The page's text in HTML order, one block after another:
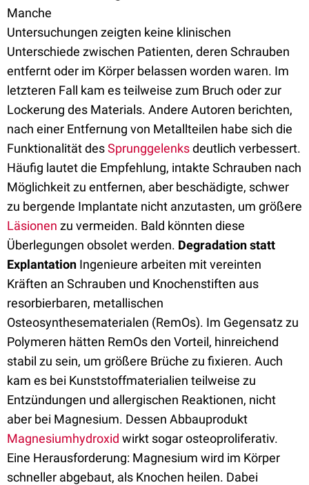
Manche
Untersuchungen zeigten keine klinischen
Unterschiede zwischen Patienten, deren Schrauben
entfernt oder im Körper belassen worden waren. Im
letzteren Fall kam es teilweise zum Bruch oder zur
Lockerung des Materials. Andere Autoren berichten,
nach einer Entfernung von Metallteilen habe sich die
Funktionalität desSprunggelenksdeutlich verbessert.
Häufig lautet die Empfehlung, intakte Schrauben nach
Möglichkeit zu entfernen, aber beschädigte, schwer
zu bergende Implantate nicht anzutasten, um größere
Läsionen zu vermeiden. Bald könnten diese
Überlegungen obsolet werden. Degradation statt
Explantation Ingenieure arbeiten mit vereinten
Kräften an Schrauben und Knochenstiften aus
resorbierbaren, metallischen
Osteosynthesematerialen (RemOs). Im Gegensatz zu
Polymeren hätten RemOs den Vorteil, hinreichend
stabil zu sein, um größere Brüche zu fixieren. Auch
kam es bei Kunststoffmaterialien teilweise zu
Entzündungen und allergischen Reaktionen, nicht
aber bei Magnesium. Dessen Abbauprodukt
Magnesiumhydroxid wirkt sogar osteoproliferativ.
Eine Herausforderung: Magnesium wird im Körper
schneller abgebaut, als Knochen heilen. Dabei